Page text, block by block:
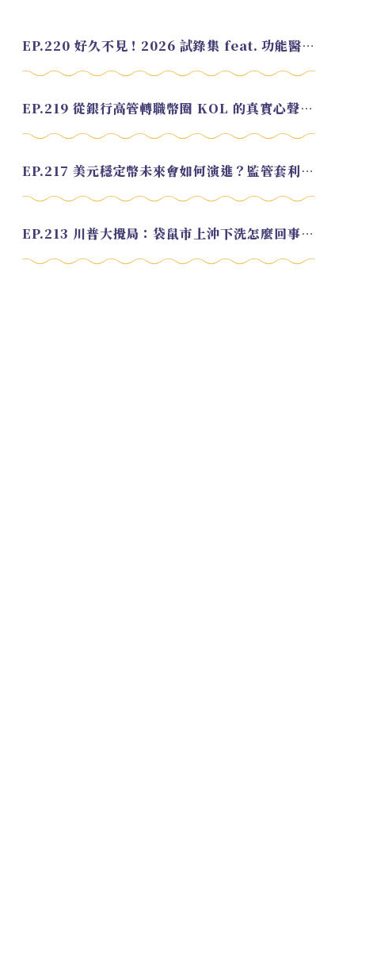
EP.220 好久不見！2026 試錄集 feat. 功能醫學營養師 美寶
EP.219 從銀行高管轉職幣圈 KOL 的真實心聲 feat.龜大
EP.217 美元穩定幣未來會如何演進？監管套利終將收斂？feat. 研究員 余哲安
EP.213 川普大攪局：袋鼠市上沖下洗怎麼回事？feat. Alvin